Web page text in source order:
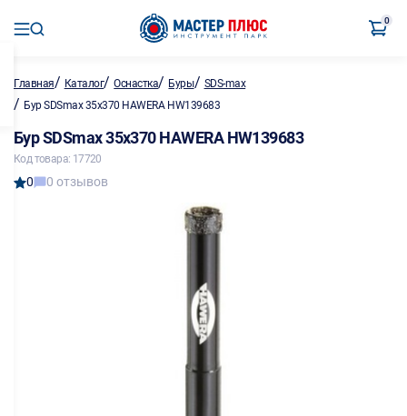
0
Главная/ Каталог/Оснастка/ Буры/ SDS-max
/ Бур SDSmax 35x370 HAWERA HW139683
Бур SDSmax 35x370 HAWERA HW139683
Код товара: 17720
0 0 отзывов